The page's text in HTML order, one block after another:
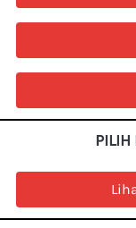
PILIH
`